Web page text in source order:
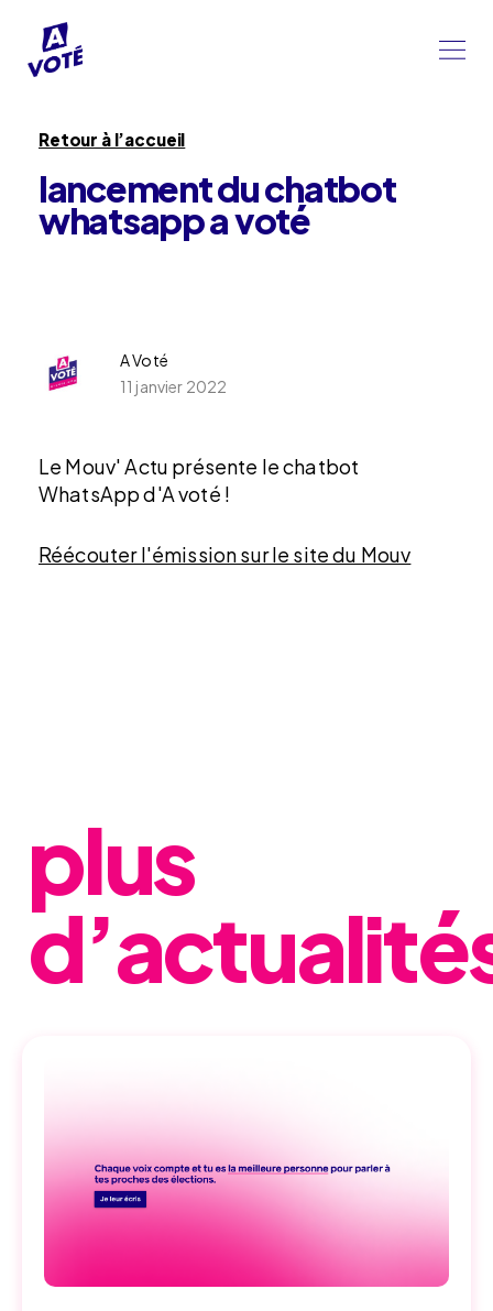
Retour à l’accueil
lancement du chatbot
whatsapp a voté
A Voté
11 janvier 2022
Le Mouv' Actu présente le chatbot
WhatsApp d'A voté !
Réécouter l'émission sur le site du Mouv
plus